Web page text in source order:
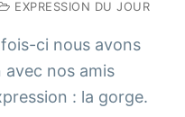
EXPRESSION DU JOUR
ci nous avons
avec nos amis
: la gorge.